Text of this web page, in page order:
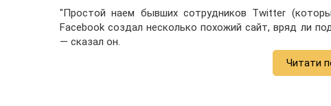
"Простой наем бывших сотрудников Twitter
Facebook создал несколько похожий сайт, вряд ли
— сказал он.
Читати